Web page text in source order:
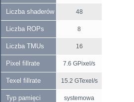
Liczba shaderów 48
Liczba ROPs 8
Liczba TMUs 16
Pixel fillrate 7.6 GPixel/s
Texel fillrate 15.2 GTexel/s
Typ pamięci systemowa